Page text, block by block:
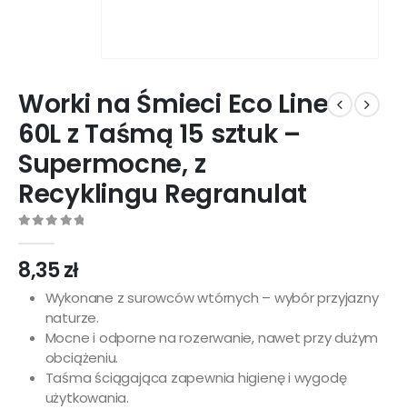
Worki na Śmieci Eco Line
60L z Taśmą 15 sztuk –
Supermocne, z
Recyklingu Regranulat
8,35zł
Wykonane z surowców wtórnych – wybór przyjazny
naturze.
Mocne i odporne na rozerwanie, nawet przy dużym
obciążeniu.
Taśma ściągająca zapewnia higienę i wygodę
użytkowania.